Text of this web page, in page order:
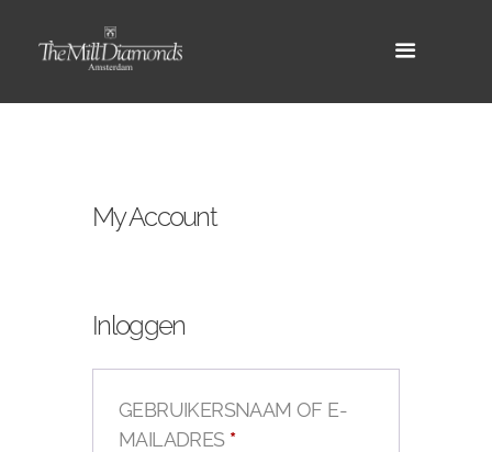
My Account
Inloggen
GEBRUIKERSNAAM OF E-
MAILADRES *VEREIST